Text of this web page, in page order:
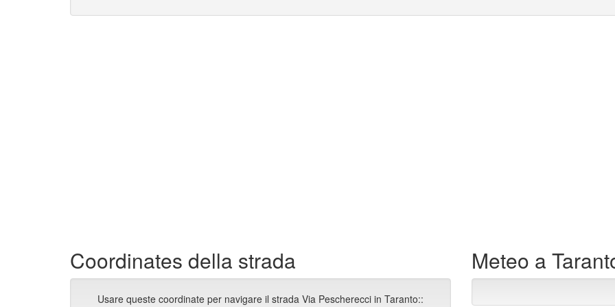
Coordinates della strada
Usare queste coordinate per navigare il strada Via Pescherecci in Taranto::
Meteo a